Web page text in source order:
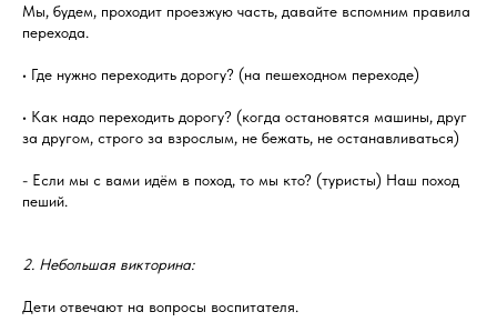
Мы, будем, проходит проезжую часть, давайте вспомним правила
перехода.
• Где нужно переходить дорогу? (на пешеходном переходе)
• Как надо переходить дорогу? (когда остановятся машины, друг
за другом, строго за взрослым, не бежать, не останавливаться)
- Если мы с вами идём в поход, то мы кто? (туристы) Наш поход
пеший.
2. Небольшая викторина:
Дети отвечают на вопросы воспитателя.